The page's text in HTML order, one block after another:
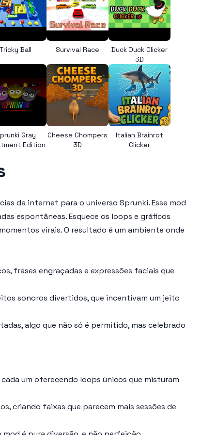
Tricky Ball Survival Race
Duck Duck Clicker
3D
Gray
Edition
Cheese Chompers
3D
Italian Brainrot
Clicker
da internet para o universo Sprunki. Esse mod
espontâneas. Esquece os loops e gráficos
virais. O resultado é um ambiente onde
frases engraçadas e expressões faciais que
sonoros divertidos, que incentivam um jeito
algo que não só é permitido, mas celebrado
um oferecendo loops únicos que misturam
criando faixas que parecem mais sessões de